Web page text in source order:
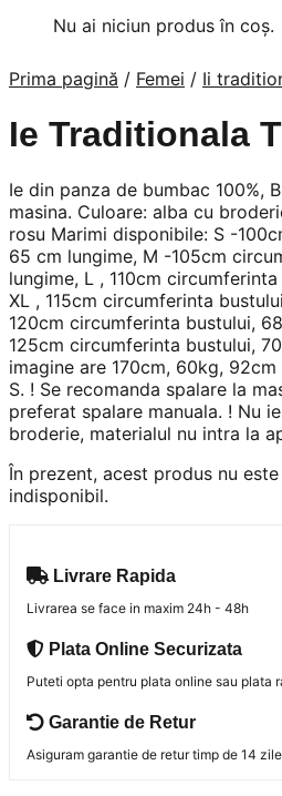
Nu ai niciun produs în coș.
Prima pagină / Femei / Ii
Ie Traditionala
Ie din panza de bumbac 100%,
masina. Culoare: alba cu
rosu Marimi disponibile: S -
65 cm lungime, M -105cm
lungime, L , 110cm
XL , 115cm circumferinta
120cm circumferinta bustului,
125cm circumferinta bustului,
imagine are 170cm, 60kg,
S. ! Se recomanda spalare la
preferat spalare manuala. ! Nu
broderie, materialul nu intra la
În prezent, acest produs nu
indisponibil.
Livrare Rapida
Livrarea se face in maxim 24h - 48h
Plata Online Securizata
Puteti opta pentru plata online sau plata
Garantie de Retur
Asiguram garantie de retur timp de 14